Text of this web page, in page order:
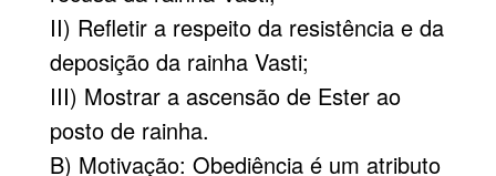
II) Refletir a respeito da resistência e da
deposição da rainha Vasti;
III) Mostrar a ascensão de Ester ao
posto de rainha.
B) Motivação: Obediência é um atributo